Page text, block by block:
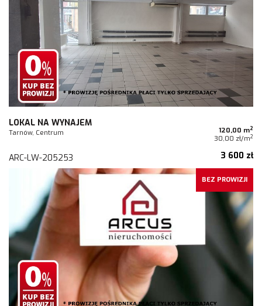
LOKAL NA WYNAJEM
Tarnów, Centrum 120,00 m2
30,00 zł/m2
ARC-LW-205253 3 600 zł
BEZ PROWIZJI